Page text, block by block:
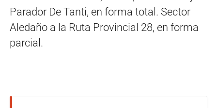
Parador De Tanti, en forma total. Sector
Aledaño a la Ruta Provincial 28, en forma
parcial.